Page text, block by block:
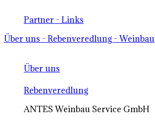
Partner - Links
Über uns - Rebenveredlung - Weinbau
Über uns
Rebenveredlung
ANTES Weinbau Service GmbH